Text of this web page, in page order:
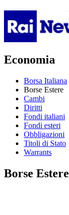
Economia
Borsa Italiana
Borse Estere
Cambi
Diritti
Fondi italiani
Fondi esteri
Obbligazioni
Titoli di Stato
Warrants
Borse Estere